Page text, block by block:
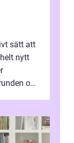
sätt att
nytt
och